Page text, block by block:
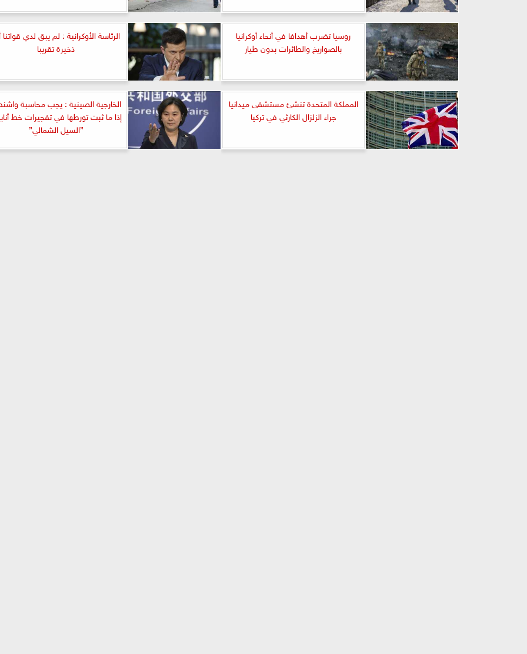
روسيا تضرب أهدافا في أنحاء أوكرانيا
بالصواريخ والطائرات بدون طيار
الرئاسة الأوكرانية : لم يبق لدي
ذخيرة تقريبا
المملكة المتحدة تنشئ مستشفى ميدانيا
جراء الزلزال الكارثي في تركيا
الخارجية الصينية : يجب محاسبة
إذا ما ثبت تورطها في تفجيرات خط
”السيل الشمالي”